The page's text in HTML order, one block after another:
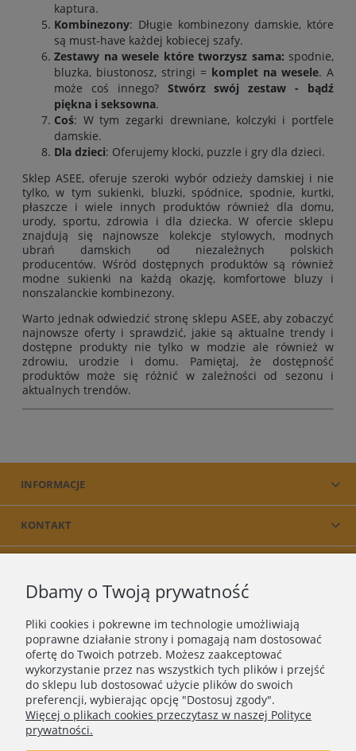
kaptura.
Kombinezony: Długie kombinezony damskie, które
są must-have każdej kobiecej szafy.
Zestawy na wesele które tworzysz sama: spodnie,
bluzka, biustonosz, stringi = komplet na wesele. A
może coś innego? Stwórz swój zestaw - bądź
piękna i seksowna.
Coś: W tym zegarki drewniane, kolczyki i portfele
damskie.
Dla dzieci: Oferujemy klocki, puzzle i gry dla dzieci.
Sklep ASEE, oferuje szeroki wybór odzieży damskiej i nie
tylko, w tym sukienki, bluzki, spódnice, spodnie, kurtki,
płaszcze i wiele innych produktów również dla domu,
urody, sportu, zdrowia i dla dziecka. W ofercie sklepu
znajdują się najnowsze kolekcje stylowych, modnych
ubrań damskich od niezależnych polskich
producentów. Wśród dostępnych produktów są również
modne sukienki na każdą okazję, komfortowe bluzy i
nonszalanckie kombinezony.
Warto jednak odwiedzić stronę sklepu ASEE, aby zobaczyć
najnowsze oferty i sprawdzić, jakie są aktualne trendy i
dostępne produkty nie tylko w modzie ale również w
zdrowiu, urodzie i domu. Pamiętaj, że dostępność
produktów może się różnić w zależności od sezonu i
aktualnych trendów.
INFORMACJE
KONTAKT
Dbamy o Twoją prywatność
Pliki cookies i pokrewne im technologie umożliwiają
poprawne działanie strony i pomagają nam dostosować
ofertę do Twoich potrzeb. Możesz zaakceptować
wykorzystanie przez nas wszystkich tych plików i przejść
do sklepu lub dostosować użycie plików do swoich
preferencji, wybierając opcję "Dostosuj zgody".
Więcej o plikach cookies przeczytasz w naszej Polityce
prywatności.